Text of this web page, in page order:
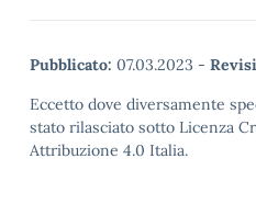
Pubblicato: 07.03.2023 -
Eccetto dove diversamente
stato rilasciato sotto Licenza
Attribuzione 4.0 Italia.